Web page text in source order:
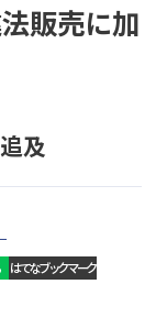
販売に加
及
はてなブックマーク